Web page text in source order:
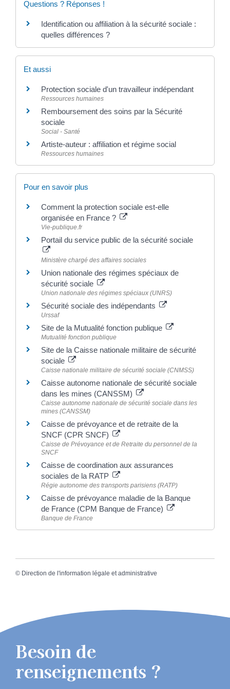
Questions ? Réponses !
Identification ou affiliation à la sécurité sociale :
quelles différences ?
Et aussi
Protection sociale d'un travailleur indépendant
Ressources humaines
Remboursement des soins par la Sécurité
sociale
Social - Santé
Artiste-auteur : affiliation et régime social
Ressources humaines
Pour en savoir plus
Comment la protection sociale est-elle
organisée en France ?
Vie-publique.fr
Portail du service public de la sécurité sociale
Ministère chargé des affaires sociales
Union nationale des régimes spéciaux de
sécurité sociale
Union nationale des régimes spéciaux (UNRS)
Sécurité sociale des indépendants
Urssaf
Site de la Mutualité fonction publique
Mutualité fonction publique
Site de la Caisse nationale militaire de sécurité
sociale
Caisse nationale militaire de sécurité sociale (CNMSS)
Caisse autonome nationale de sécurité sociale
dans les mines (CANSSM)
Caisse autonome nationale de sécurité sociale dans les
mines (CANSSM)
Caisse de prévoyance et de retraite de la
SNCF (CPR SNCF)
Caisse de Prévoyance et de Retraite du personnel de la
SNCF
Caisse de coordination aux assurances
sociales de la RATP
Régie autonome des transports parisiens (RATP)
Caisse de prévoyance maladie de la Banque
de France (CPM Banque de France)
Banque de France
© Direction de l'information légale et administrative
Besoin de
renseignements ?